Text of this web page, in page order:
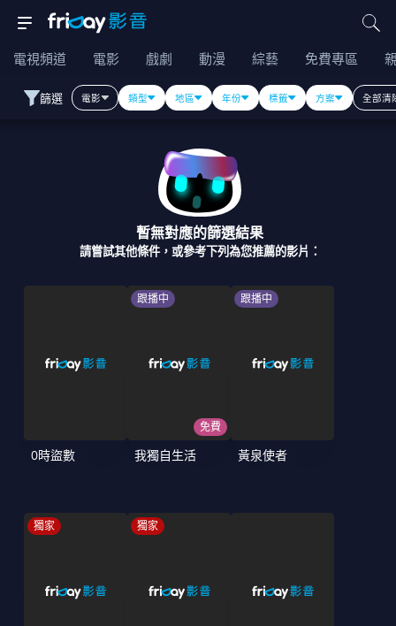
電視頻道 電影 戲劇 動漫 綜藝 免費專區
篩選 電影 類型 地區 年份 標籤 方案 全部清
暫無對應的篩選結果
請嘗試其他條件，或參考下列為您推薦的影片：
0時盜數
跟播中
免費
我獨自生活
跟播中
黃泉使者
獨家 獨家